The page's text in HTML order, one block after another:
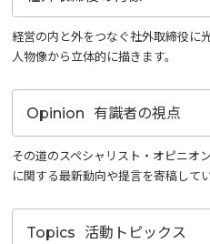
経営の内と外をつなぐ社外取締役に
人物像から立体的に描きます。
Opinion 有識者の視点
その道のスペシャリスト・オピニオ
に関する最新動向や提言を寄稿して
Topics 活動トピックス